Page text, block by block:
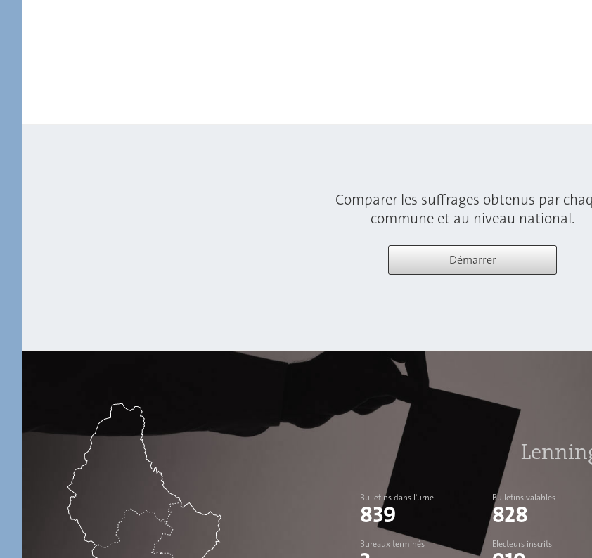
élections
Approuvez-vous
l’idée que les
résidents non
luxembourgeois
aient le droit de
s’inscrire de
manière
facultative sur
les listes
électorales en
vue de participer
170 79.37% 654
Comparer les suffrages obtenus par
commune et au niveau national.
Démarrer
Bulletins dans l'urne
839
Bulletins valables
828
Bureaux terminés Electeurs inscrits